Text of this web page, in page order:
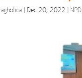
|Dec 20, 2022 | NPD